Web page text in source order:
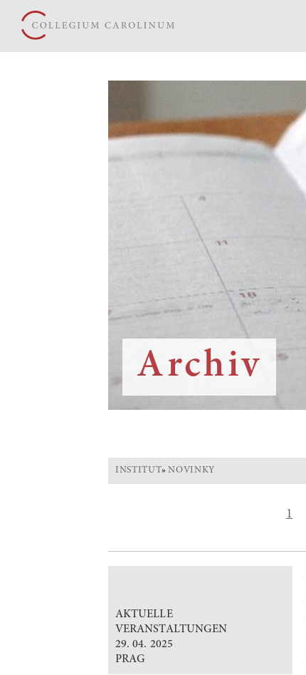
Archiv
INSTITUT»NOVINKY
1
AKTUELLE
VERANSTALTUNGEN
29. 04. 2025
PRAG